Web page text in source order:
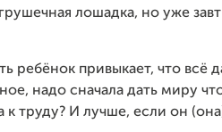
лошадка, но уже
ребёнок привыкает, что всё
надо сначала дать миру
к труду? И лучше, если он